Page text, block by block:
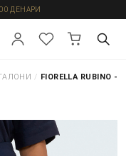
ДЕНАРИ
/ FIORELLA RUBINO